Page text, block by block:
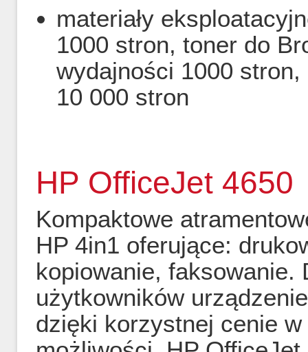
materiały
1000 stron, toner do
wydajności 1000
10 000 stron
HP OfficeJet 4650
Kompaktowe
HP 4in1 oferujące:
kopiowanie, faksowanie.
użytkowników
dzięki korzystnej cenie